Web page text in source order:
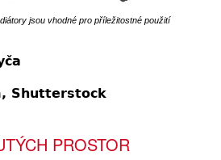
jsou vhodné pro příležitostné použití
Shutterstock
PROSTOR